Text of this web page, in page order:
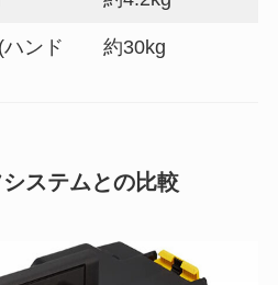
ンド
約30kg
ステムとの比較